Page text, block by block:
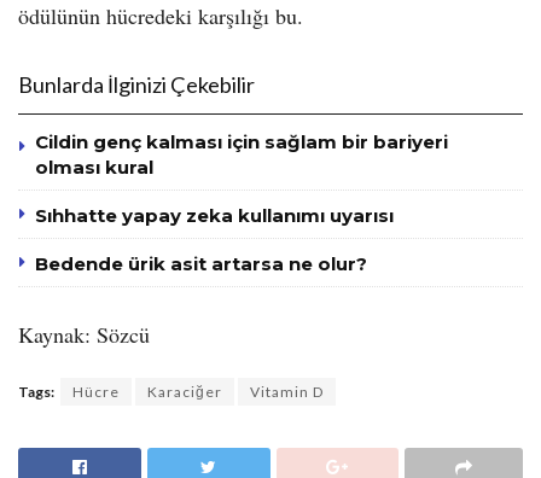
ödülünün hücredeki karşılığı bu.
Bunlarda İlginizi Çekebilir
Cildin genç kalması için sağlam bir bariyeri
olması kural
Sıhhatte yapay zeka kullanımı uyarısı
Bedende ürik asit artarsa ne olur?
Kaynak: Sözcü
Tags: Hücre Karaciğer Vitamin D